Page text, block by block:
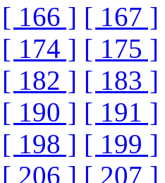
[ 166 ] [ 167 ]
[ 174 ] [ 175 ]
[ 182 ] [ 183 ]
[ 190 ] [ 191 ]
[ 198 ] [ 199 ]
[ 206 ] [ 207 ]